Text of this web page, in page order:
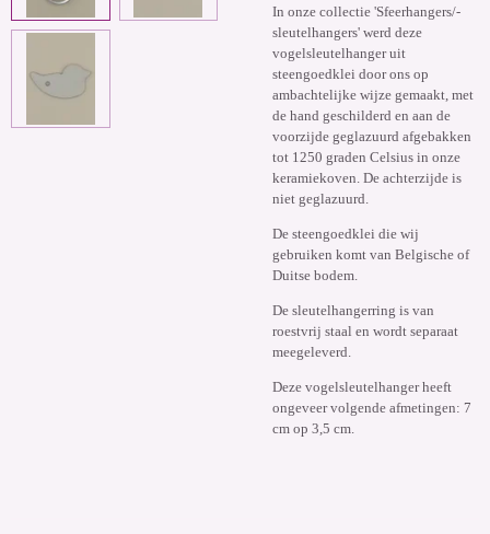
In onze collectie 'Sfeerhangers/-
sleutelhangers' werd deze
vogelsleutelhanger uit
steengoedklei door ons op
ambachtelijke wijze gemaakt, met
de hand geschilderd en aan de
voorzijde geglazuurd afgebakken
tot 1250 graden Celsius in onze
keramiekoven. De achterzijde is
niet geglazuurd.
De steengoedklei die wij
gebruiken komt van Belgische of
Duitse bodem.
De sleutelhangerring is van
roestvrij staal en wordt separaat
meegeleverd.
Deze vogelsleutelhanger heeft
ongeveer volgende afmetingen: 7
cm op 3,5 cm.